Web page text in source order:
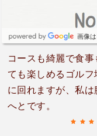
画像
コースも綺麗で食
ても楽しめるゴル
に回れますが、私
へとです。